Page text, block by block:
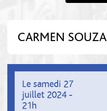
CARMEN SOUZA
Le samedi 27
juillet 2024 -
21h